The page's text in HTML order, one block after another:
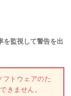
を監視して警告を出
フトウェアのた
きません。